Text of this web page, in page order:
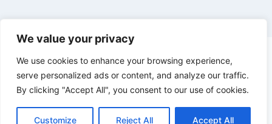
We value your privacy
We use cookies to enhance your browsing experience,
serve personalized ads or content, and analyze our traffic.
By clicking "Accept All", you consent to our use of cookies.
Customize Reject All Accept All
© 2026 diesl.com - Tema para WordPress por
Kadence WP